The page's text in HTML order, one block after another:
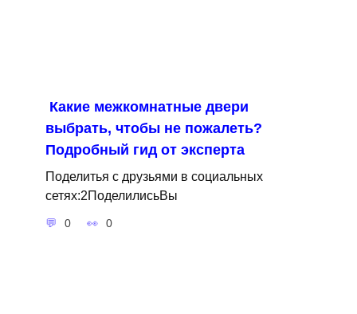
Какие межкомнатные двери
выбрать, чтобы не пожалеть?
Подробный гид от эксперта
Поделитья с друзьями в социальных
сетях:2ПоделилисьВы
0 0